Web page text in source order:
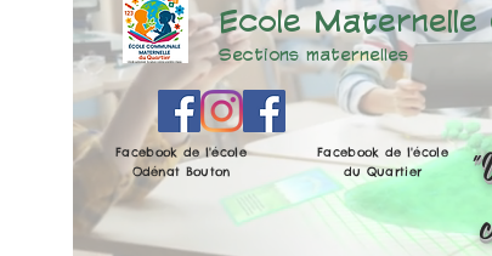
Ecole Maternelle
Sections maternelles
Facebook de l'école
Odénat Bouton
Facebook de l'école
du Quartier